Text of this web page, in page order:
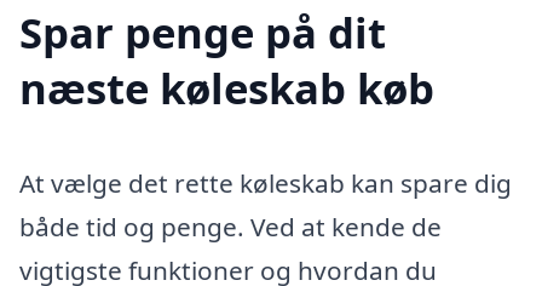
Spar penge på dit
næste køleskab køb
At vælge det rette køleskab kan spare dig
både tid og penge. Ved at kende de
vigtigste funktioner og hvordan du